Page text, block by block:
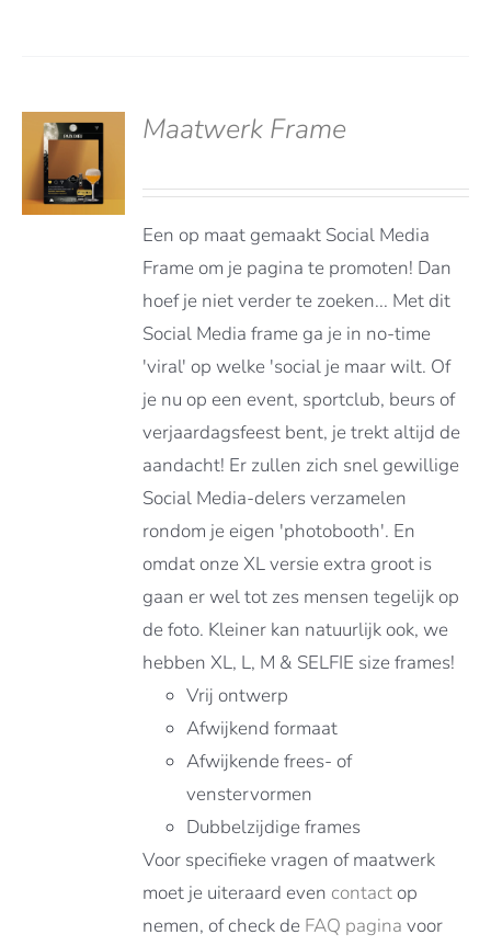
Maatwerk Frame
Een op maat gemaakt Social Media
Frame om je pagina te promoten! Dan
hoef je niet verder te zoeken... Met dit
Social Media frame ga je in no-time
'viral' op welke 'social je maar wilt. Of
je nu op een event, sportclub, beurs of
verjaardagsfeest bent, je trekt altijd de
aandacht! Er zullen zich snel gewillige
Social Media-delers verzamelen
rondom je eigen 'photobooth'. En
omdat onze XL versie extra groot is
gaan er wel tot zes mensen tegelijk op
de foto. Kleiner kan natuurlijk ook, we
hebben XL, L, M & SELFIE size frames!
Vrij ontwerp
Afwijkend formaat
Afwijkende frees- of
venstervormen
Dubbelzijdige frames
Voor specifieke vragen of maatwerk
moet je uiteraard even contactop
nemen, of check de FAQ pagina voor